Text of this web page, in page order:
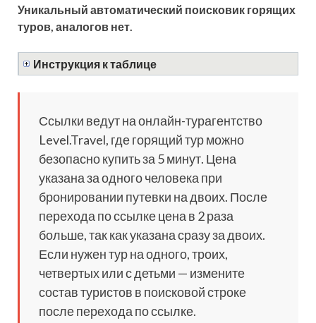
Уникальный автоматический поисковик горящих
туров, аналогов нет.
Инструкция к таблице
Ссылки ведут на онлайн-турагентство
Level.Travel, где горящий тур можно
безопасно купить за 5 минут. Цена
указана за одного человека при
бронировании путевки на двоих. После
перехода по ссылке цена в 2 раза
больше, так как указана сразу за двоих.
Если нужен тур на одного, троих,
четвертых или с детьми — измените
состав туристов в поисковой строке
после перехода по ссылке.